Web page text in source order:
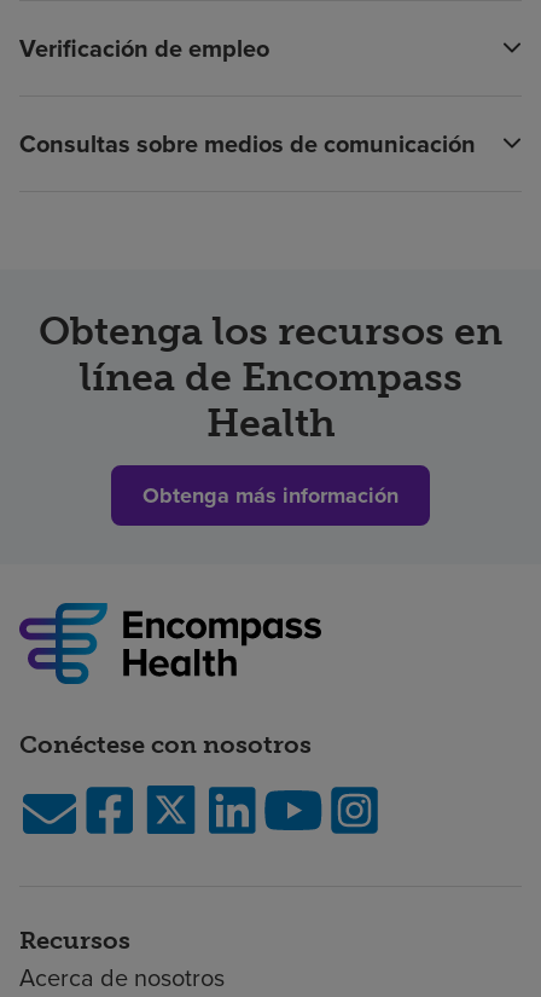
Verificación de empleo
Consultas sobre medios de comunicación
Obtenga los recursos en
línea de Encompass
Health
Obtenga más información
Conéctese con nosotros
Recursos
Acerca de nosotros